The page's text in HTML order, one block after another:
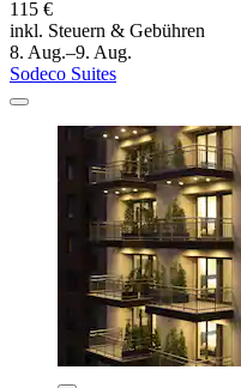
Sodeco Suites
Sodeco Suites
0,8 km von Aschrafija entfernt
Sehr gut
(20 Bewertungen)
inkl. Steuern & Gebühren
8. Aug.–9. Aug.
Sodeco Suites